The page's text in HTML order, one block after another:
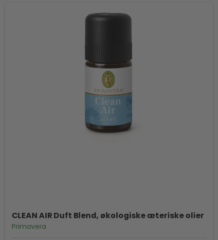
CLEAN AIR Duft Blend, økologiske æteriske olier
Primavera